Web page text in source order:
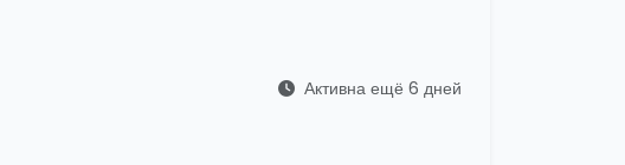
Активна ещё 6 дней